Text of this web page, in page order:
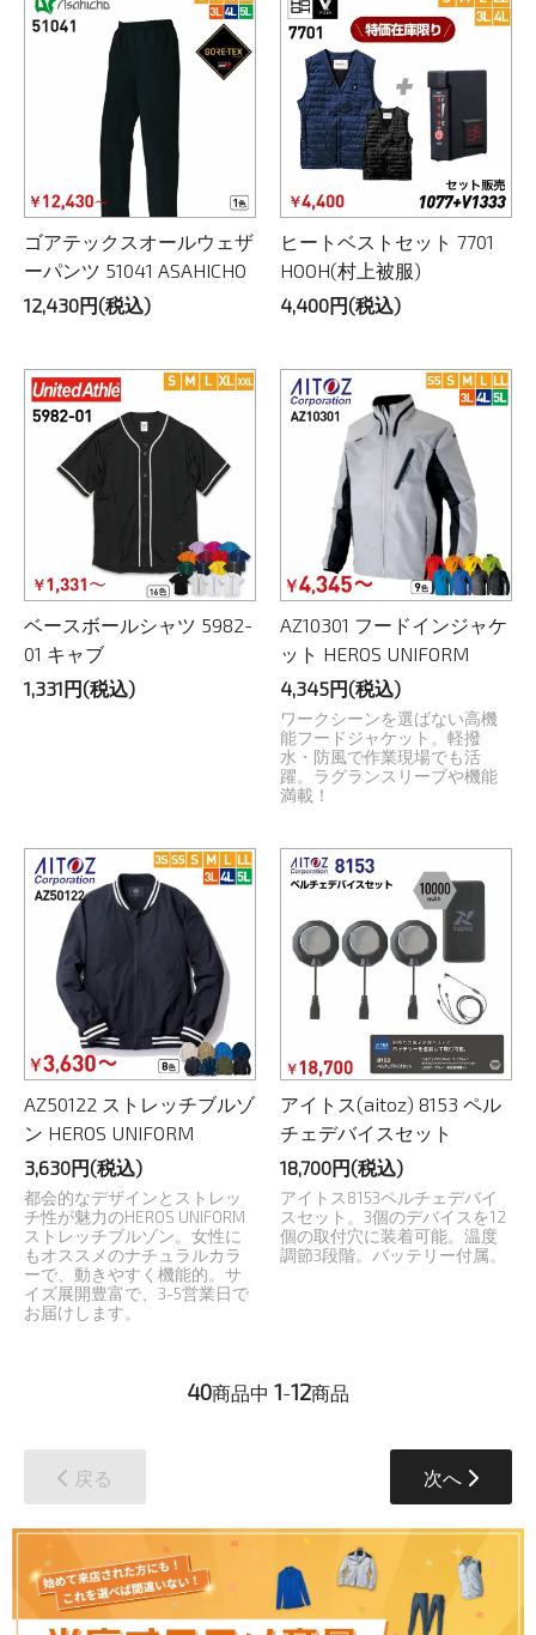
ゴアテックスオールウェザ
ーパンツ 51041 ASAHICHO
12,430円(税込)
ヒートベストセット 7701
HOOH(村上被服)
4,400円(税込)
ベースボールシャツ 5982-
01 キャブ
1,331円(税込)
AZ10301 フードインジャケ
ット HEROS UNIFORM
4,345円(税込)
ワークシーンを選ばない高機
能フードジャケット。軽撥
水・防風で作業現場でも活
躍。ラグランスリーブや機能
満載！
AZ50122 ストレッチブルゾ
ン HEROS UNIFORM
3,630円(税込)
都会的なデザインとストレッ
チ性が魅力のHEROS UNIFORM
ストレッチブルゾン。女性に
もオススメのナチュラルカラ
ーで、動きやすく機能的。サ
イズ展開豊富で、3-5営業日で
お届けします。
アイトス(aitoz) 8153 ペル
チェデバイスセット
18,700円(税込)
アイトス8153ペルチェデバイ
スセット。3個のデバイスを12
個の取付穴に装着可能。温度
調節3段階。バッテリー付属。
40商品中 1-12商品
戻る 次へ